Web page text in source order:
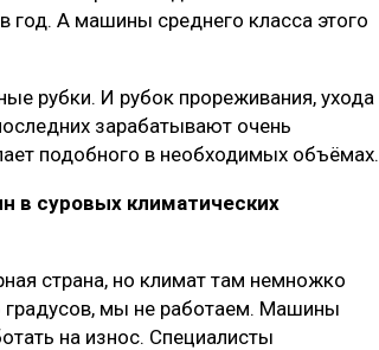
А машины среднего класса этого
рубки. И рубок прореживания, ухода
зарабатывают очень
подобного в необходимых объёмах.
в суровых климатических
страна, но климат там немножко
градусов, мы не работаем. Машины
на износ. Специалисты